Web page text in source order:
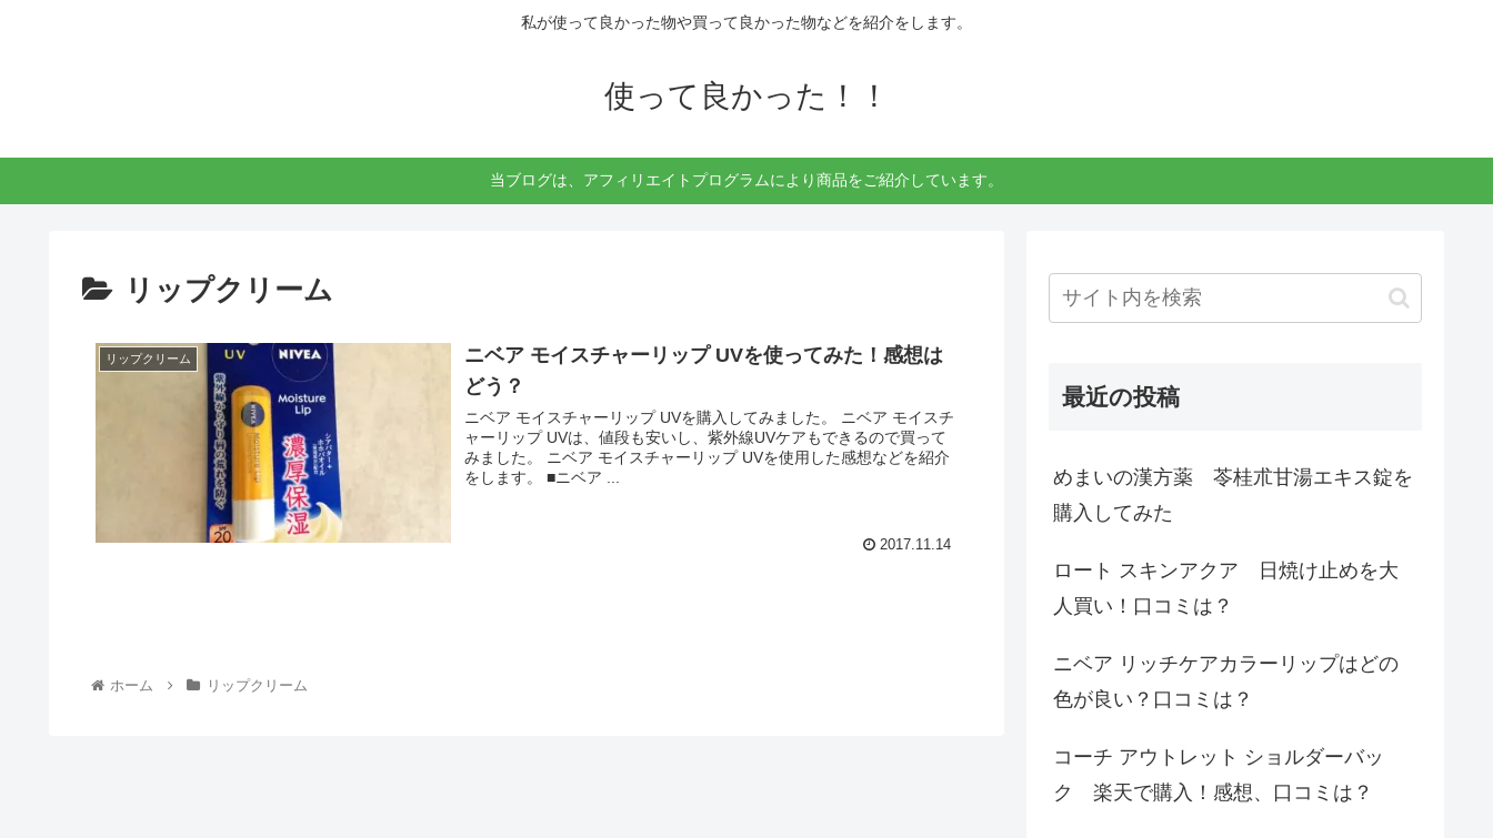
私が使って良かった物や買って良かった物などを紹介をします。
使って良かった！！
当ブログは、アフィリエイトプログラムにより商品をご紹介しています。
リップクリーム
リップクリーム
ニベア モイスチャーリップ UVを使ってみた！感想は
どう？
ニベア モイスチャーリップ UVを購入してみました。 ニベア モイスチ
ャーリップ UVは、値段も安いし、紫外線UVケアもできるので買って
みました。 ニベア モイスチャーリップ UVを使用した感想などを紹介
をします。 ■ニベア ...
2017.11.14
ホーム リップクリーム
最近の投稿
めまいの漢方薬 苓桂朮甘湯エキス錠を
購入してみた
ロート スキンアクア 日焼け止めを大
人買い！口コミは？
ニベア リッチケアカラーリップはどの
色が良い？口コミは？
コーチ アウトレット ショルダーバッ
ク 楽天で購入！感想、口コミは？